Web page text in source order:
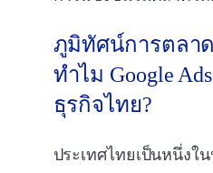
ภูมิทัศน์การตลา
ทำไม Google
ธุรกิจไทย?
ประเทศไทยเป็นหนึ่งใ